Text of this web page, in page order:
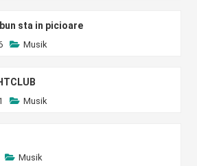
sta in picioare
Musik
Musik
Musik